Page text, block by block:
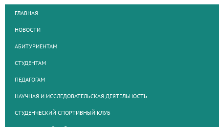
ГЛАВНАЯ
НОВОСТИ
АБИТУРИЕНТАМ
СТУДЕНТАМ
ПЕДАГОГАМ
НАУЧНАЯ И ИССЛЕДОВАТЕЛЬСКАЯ ДЕЯТЕЛЬНОСТЬ
СТУДЕНЧЕСКИЙ СПОРТИВНЫЙ КЛУБ